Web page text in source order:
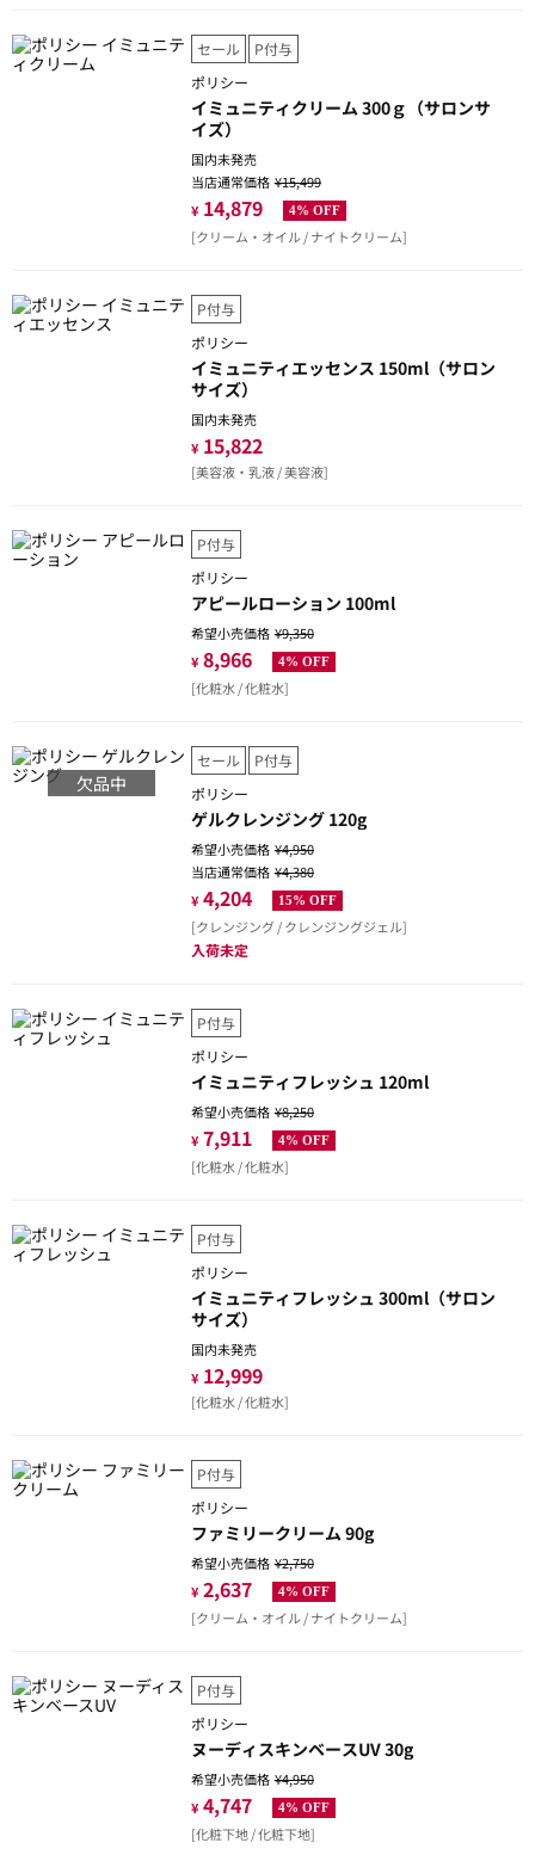
セール
P付与
ポリシー
イミュニティクリーム 300ｇ（サロンサ
イズ）
国内未発売
当店通常価格¥15,499
¥ 14,879 4% OFF
[クリーム・オイル / ナイトクリーム]
P付与
ポリシー
イミュニティエッセンス 150ml（サロン
サイズ）
国内未発売
¥ 15,822
[美容液・乳液 / 美容液]
P付与
ポリシー
アピールローション 100ml
希望小売価格¥9,350
¥ 8,966 4% OFF
[化粧水 / 化粧水]
欠品中
セール
P付与
ポリシー
ゲルクレンジング 120g
希望小売価格¥4,950
当店通常価格¥4,380
¥ 4,204 15% OFF
[クレンジング / クレンジングジェル]
入荷未定
P付与
ポリシー
イミュニティフレッシュ 120ml
希望小売価格¥8,250
¥ 7,911 4% OFF
[化粧水 / 化粧水]
P付与
ポリシー
イミュニティフレッシュ 300ml（サロン
サイズ）
国内未発売
¥ 12,999
[化粧水 / 化粧水]
P付与
ポリシー
ファミリークリーム 90g
希望小売価格¥2,750
¥ 2,637 4% OFF
[クリーム・オイル / ナイトクリーム]
P付与
ポリシー
ヌーディスキンベースUV 30g
希望小売価格¥4,950
¥ 4,747 4% OFF
[化粧下地 / 化粧下地]